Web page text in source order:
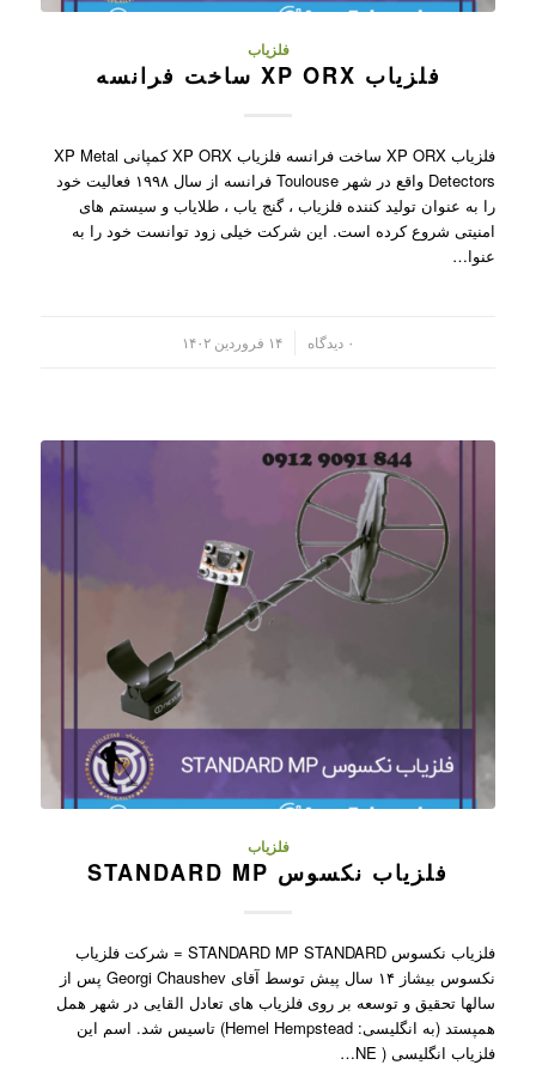
فلزیاب
فلزیاب XP ORX ساخت فرانسه
فلزیاب XP ORX ساخت فرانسه فلزیاب XP ORX کمپانی XP Metal
Detectors واقع در شهر Toulouse فرانسه از سال ۱۹۹۸ فعالیت خود
را به عنوان تولید کننده فلزیاب ، گنج یاب ، طلایاب و سیستم های
امنیتی شروع کرده است. این شرکت خیلی زود توانست خود را به
عنوا…
۰ دیدگاه ۱۴ فروردین ۱۴۰۲
فلزیاب
فلزیاب نکسوس STANDARD MP
فلزیاب نکسوس STANDARD MP STANDARD = شرکت فلزیاب
نکسوس بیشاز ۱۴ سال پیش توسط آقای Georgi Chaushev پس از
سالها تحقیق و توسعه بر روی فلزیاب های تعادل القایی در شهر همل
همپستد (به انگلیسی: Hemel Hempstead) تاسیس شد. اسم این
فلزیاب انگلیسی ( NE…